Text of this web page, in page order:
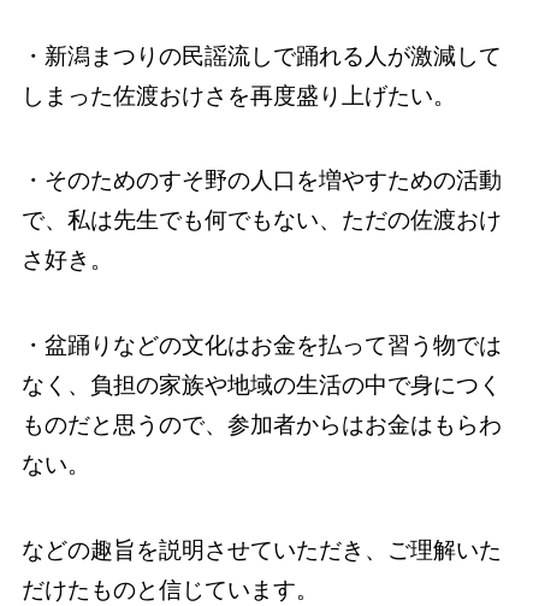
・新潟まつりの民謡流しで踊れる人が激減して
しまった佐渡おけさを再度盛り上げたい。
・そのためのすそ野の人口を増やすための活動
で、私は先生でも何でもない、ただの佐渡おけ
さ好き。
・盆踊りなどの文化はお金を払って習う物では
なく、負担の家族や地域の生活の中で身につく
ものだと思うので、参加者からはお金はもらわ
ない。
などの趣旨を説明させていただき、ご理解いた
だけたものと信じています。